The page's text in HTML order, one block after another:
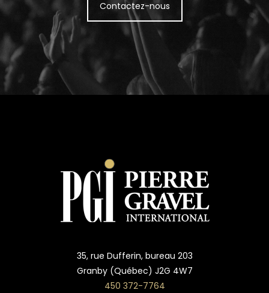
Contactez-nous
35, rue Dufferin, bureau 203
Granby (Québec) J2G 4W7
450 372-7764